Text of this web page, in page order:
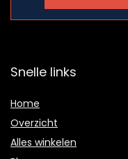
Snelle links
Home
Overzicht
Alles winkelen